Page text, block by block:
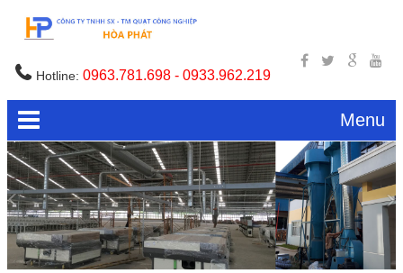
Hotline:0963.781.698 - 0933.962.219
Menu